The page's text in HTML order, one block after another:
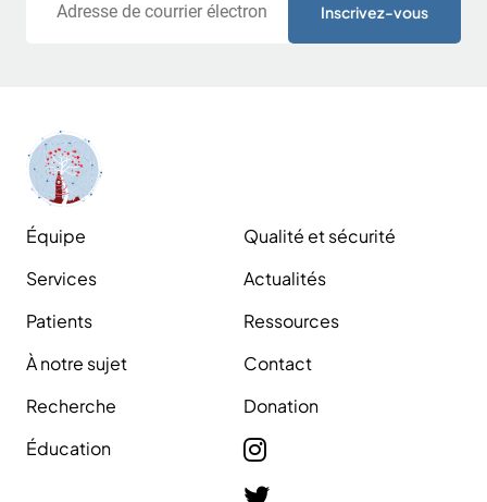
Équipe
Services
Patients
À notre sujet
Recherche
Éducation
Qualité et sécurité
Actualités
Ressources
Contact
Donation